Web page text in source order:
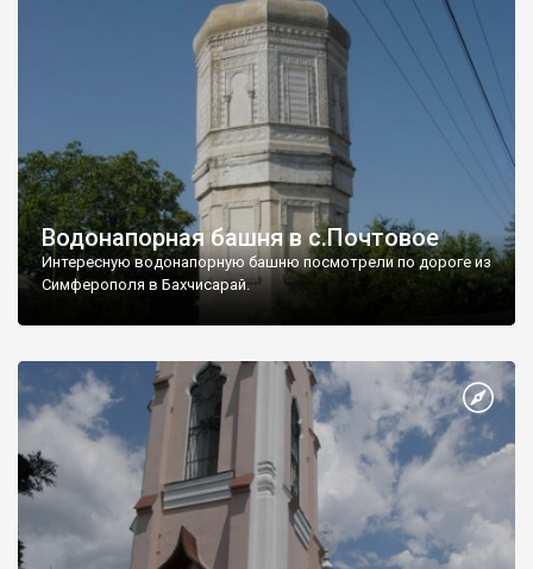
Водонапорная башня в с.Почтовое
Интересную водонапорную башню посмотрели по дороге из
Симферополя в Бахчисарай.